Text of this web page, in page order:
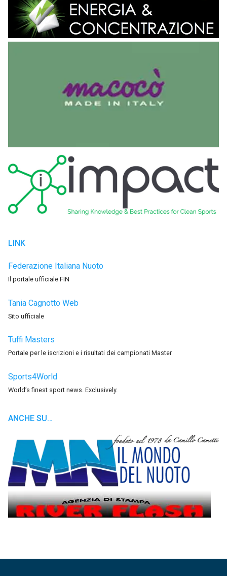
LINK
Federazione Italiana Nuoto
Il portale ufficiale FIN
Tania Cagnotto Web
Sito ufficiale
Tuffi Masters
Portale per le iscrizioni e i risultati dei campionati Master
Sports4World
World’s finest sport news. Exclusively.
ANCHE SU…